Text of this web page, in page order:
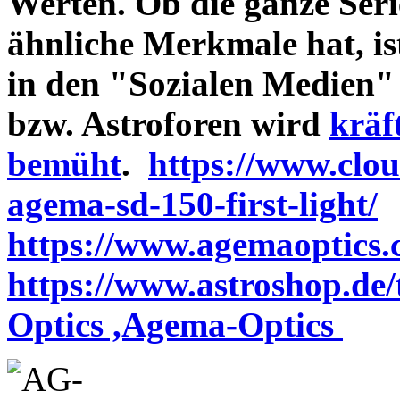
ähnliche Merkmale hat,
in den "Sozialen Medien"
bzw. Astroforen wird
bemüht. https://
agema-sd-150-first-light/
https://
https://
Optics ,Agema-Optics